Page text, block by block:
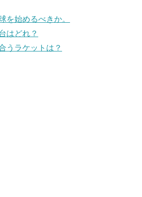
を始めるべきか。
はどれ？
うラケットは？